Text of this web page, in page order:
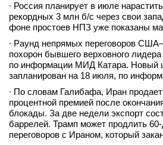
∙ Россия планирует в июле
рекордных 3 млн б/с через свои
фоне простоев НПЗ уже показаны
∙ Раунд непрямых переговоров
похорон бывшего верховного
по информации МИД Катара. Новый
запланирован на 18 июля, по
∙ По словам Галибафа, Иран
процентной премией после
блокады. За две недели экспорт
баррелей. Трамп может продлить
переговоров с Ираном, который